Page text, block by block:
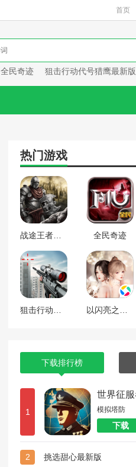
首页
全民奇迹 狙击行动代号猎鹰最新版
热门游戏
全民奇迹
下载排行榜
1 模拟塔防
下载
2 挑选甜心最新版